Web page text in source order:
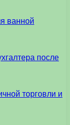
ванной
после
торговли и